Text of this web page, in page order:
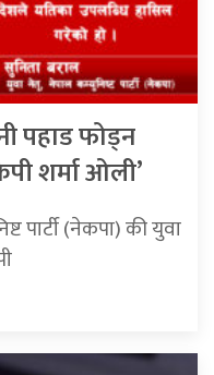
पहाड फोड्न
शर्मा ओली’
पार्टी (नेकपा) की युवा